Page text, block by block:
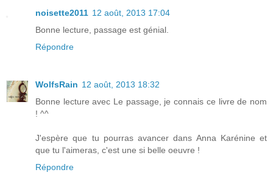
noisette2011 12 août, 2013 17:04
Bonne lecture, passage est génial.
Répondre
WolfsRain 12 août, 2013 18:32
Bonne lecture avec Le passage, je connais ce livre de nom
! ^^
J'espère que tu pourras avancer dans Anna Karénine et
que tu l'aimeras, c'est une si belle oeuvre !
Répondre